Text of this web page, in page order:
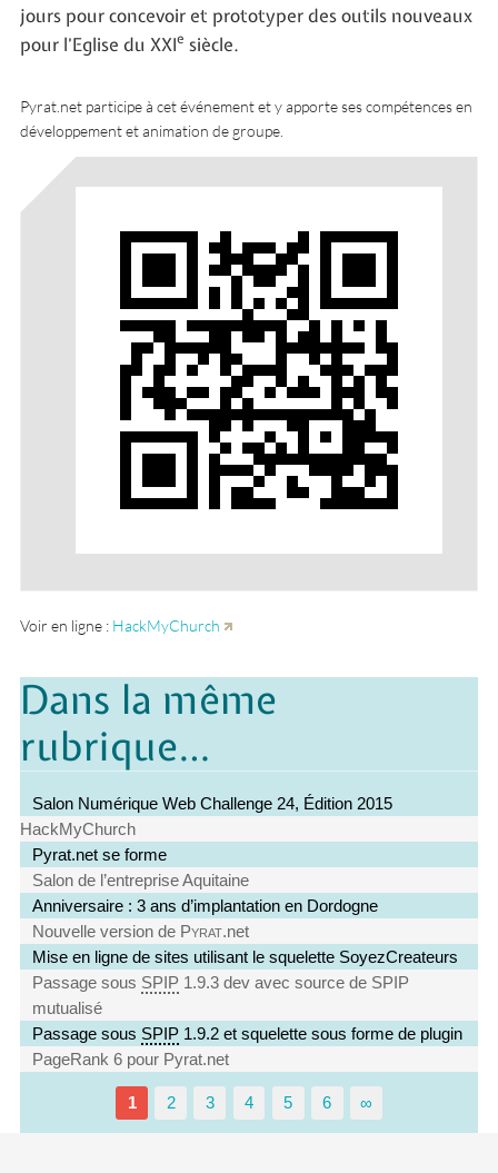
jours pour concevoir et prototyper des outils nouveaux
pour l’Eglise du XXIe siècle.
Pyrat.net participe à cet événement et y apporte ses compétences en
développement et animation de groupe.
Voir en ligne : HackMyChurch
Dans la même
rubrique…
Salon Numérique Web Challenge 24, Édition 2015
HackMyChurch
Pyrat.net se forme
Salon de l’entreprise Aquitaine
Anniversaire : 3 ans d’implantation en Dordogne
Nouvelle version de Pyrat.net
Mise en ligne de sites utilisant le squelette SoyezCreateurs
Passage sous SPIP 1.9.3 dev avec source de SPIP
mutualisé
Passage sous SPIP 1.9.2 et squelette sous forme de plugin
PageRank 6 pour Pyrat.net
1 2 3 4 5 6 ∞